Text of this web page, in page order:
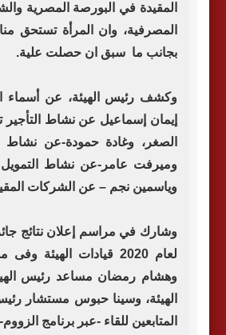
المقيدة في البورصة المصرية
المصرفية، وان المرأة تستحق
بجانب ما سبق ان حصلت علية.
وكشف رئيس الهيئة، عن
إيمان إسماعيل عن نشاط
الصغر، وغادة حمودة-عن
وميرفت عامر-عن نشاط التمويل
وياسمين نجم – عن الشركات
وشارك في مراسم إعلان نتائج جائزة
لعام 2020 قيادات
وهشام رمضان مساعد رئيس
الهيئة، وسينا حبوس مستشار
المتابعين للقاء -عبر برنامج